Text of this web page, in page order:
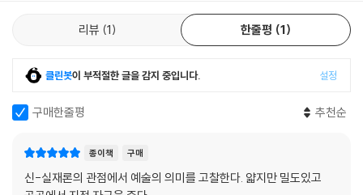
반한다. 그것을 보는 관객은 즉각 이 정보를, 그 안에서 대상들이 플롯이나
스토리의 형태로 조직되는 영화라고 해석한다. 그렇기에 우리는 영화 「에
우리가 영화를 본다는 단순한 사실을 통해 그것을 해석하는 동안, 우리는
--- p. 86
미적 경험 속에서 우리는 도덕적으로 마비된다. 우리는 급진적 자율성을
갖는, 그렇기에 그 구성에 아무런 힘도 발휘할 수 없는 어떤 과정과 힘에 종
속된다. 해석이란 자유로운 행위도, 인간 측에서 이루어지는 자율성의 행
인간으로서 우리 자신의 개념에 예술이 있다는 것은 무슨 말일까. 예술과
처럼, 인간은 예술 작품의 관념이고 예술은 슈퍼인텔리전스일까?
가브리엘은 예술의 힘의 원천이 무엇인지 설명하기 위해, 우리가 예술을
바라보는 방식에 근본적인 문제가 있는 것은 아닌가 묻는다. 예술에 대한
반응과 감각으로 환원하는 사고, 예술의 가치가 보는 자의 눈에 있고 제도
적으로 승인된 것에 불과하다는 미적 구성주의 ... 니힐리즘, 낭만적 심미주
리뷰 1 한줄평 1
클린봇이 부적절한 글을 감지 중입니다. 설정
구매한줄평 추천순
종이책 구매
신-실재론의 관점에서 예술의 의미를 고찰한다. 얇지만 밀도있고